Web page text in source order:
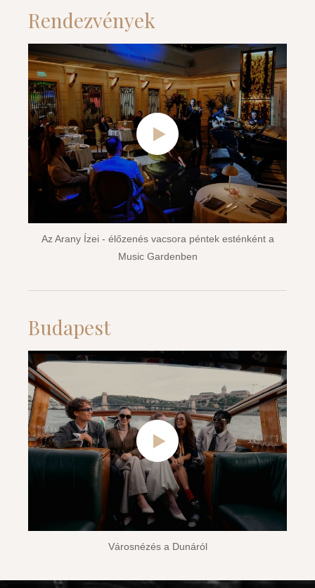
Rendezvények
Az Arany Ízei - élőzenés vacsora péntek esténként a
Music Gardenben
Budapest
Városnézés a Dunáról